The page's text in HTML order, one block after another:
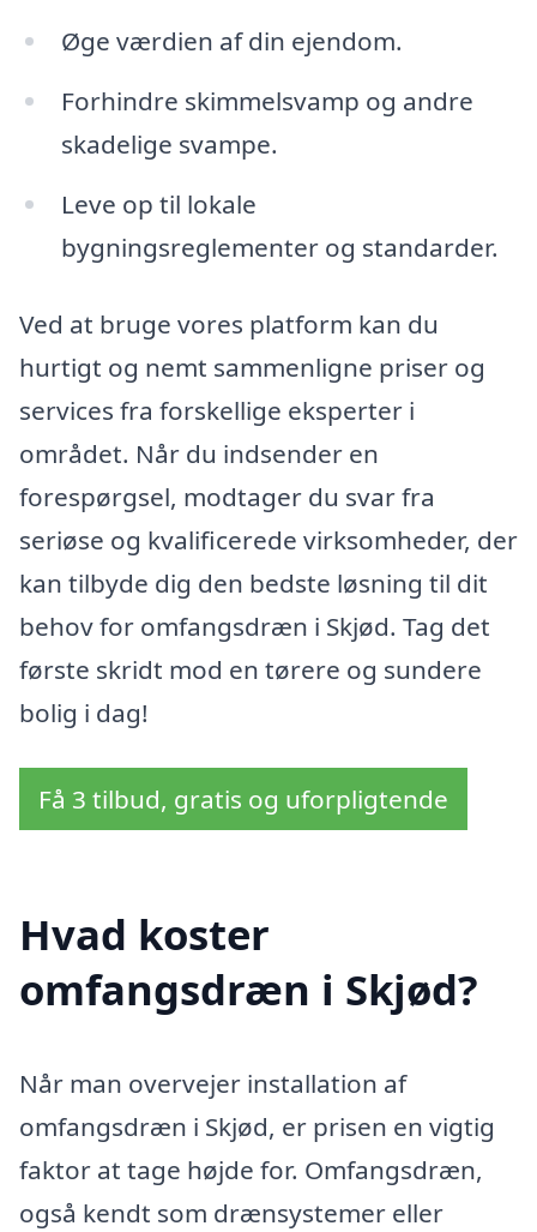
Øge værdien af din ejendom.
Forhindre skimmelsvamp og andre
skadelige svampe.
Leve op til lokale
bygningsreglementer og standarder.
Ved at bruge vores platform kan du
hurtigt og nemt sammenligne priser og
services fra forskellige eksperter i
området. Når du indsender en
forespørgsel, modtager du svar fra
seriøse og kvalificerede virksomheder, der
kan tilbyde dig den bedste løsning til dit
behov for omfangsdræn i Skjød. Tag det
første skridt mod en tørere og sundere
bolig i dag!
Få 3 tilbud, gratis og uforpligtende
Hvad koster
omfangsdræn i Skjød?
Når man overvejer installation af
omfangsdræn i Skjød, er prisen en vigtig
faktor at tage højde for. Omfangsdræn,
også kendt som drænsystemer eller